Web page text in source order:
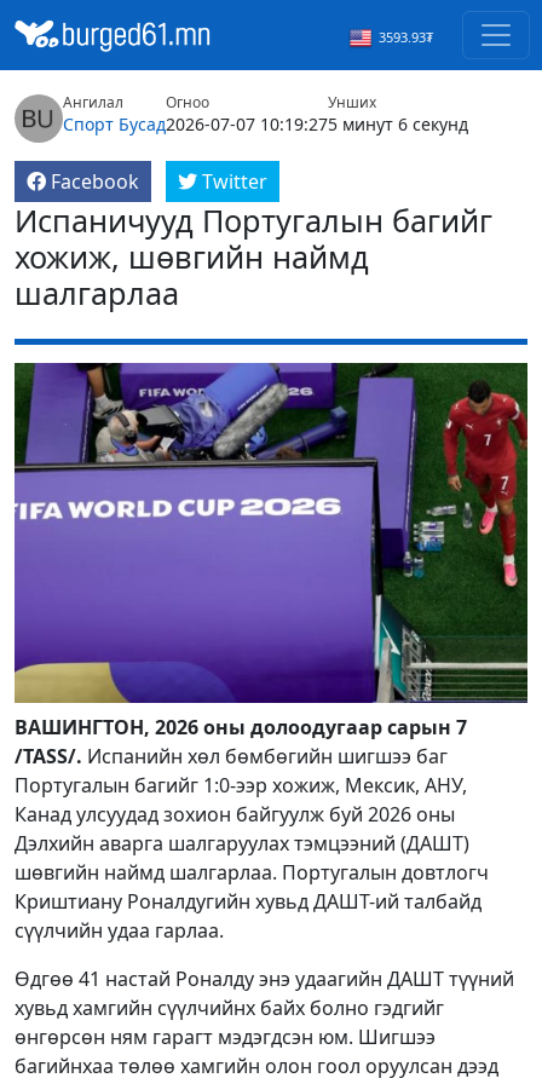
3593.93₮
Ангилал
Спорт Бусад
Огноо
2026-07-07 10:19:27
Унших
5 минут 6 секунд
Facebook Twitter
Испаничууд Португалын багийг
хожиж, шөвгийн наймд
шалгарлаа
ВАШИНГТОН, 2026 оны долоодугаар сарын 7
/TASS/. Испанийн хөл бөмбөгийн шигшээ баг
Португалын багийг 1:0-ээр хожиж, Мексик, АНУ,
Канад улсуудад зохион байгуулж буй 2026 оны
Дэлхийн аварга шалгаруулах тэмцээний (ДАШТ)
шөвгийн наймд шалгарлаа. Португалын довтлогч
Криштиану Роналдугийн хувьд ДАШТ-ий талбайд
сүүлчийн удаа гарлаа.
Өдгөө 41 настай Роналду энэ удаагийн ДАШТ түүний
хувьд хамгийн сүүлчийнх байх болно гэдгийг
өнгөрсөн ням гарагт мэдэгдсэн юм. Шигшээ
багийнхаа төлөө хамгийн олон гоол оруулсан дээд